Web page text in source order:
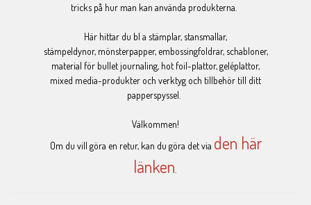
tricks på hur man kan använda produkterna.
Här hittar du bl a stämplar, stansmallar,
stämpeldynor, mönsterpapper, embossingfoldrar, schabloner,
material för bullet journaling, hot foil-plattor, geléplattor,
mixed media-produkter och verktyg och tillbehör till ditt
papperspyssel.
Välkommen!
Om du vill göra en retur, kan du göra det via den här
länken